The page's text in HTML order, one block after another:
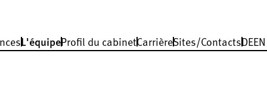
L'équipeProfil du cabinetCarrièreSites/ContactsDEEN